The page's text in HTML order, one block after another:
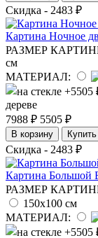
Скидка - 2483 ₽
Картина Ночное
РАЗМЕР
см
МАТЕРИАЛ:
дереве
7988 ₽ 5505 ₽
В корзину Купить
Скидка - 2483 ₽
Картина Большой
РАЗМЕР
150х100 см
МАТЕРИАЛ: